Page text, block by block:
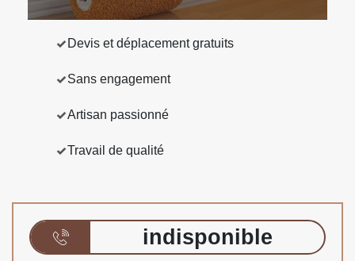
Devis et déplacement gratuits
Sans engagement
Artisan passionné
Travail de qualité
indisponible